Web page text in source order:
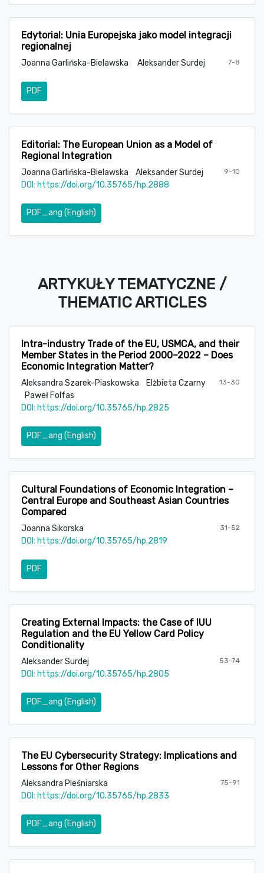
Edytorial: Unia Europejska jako model integracji
regionalnej
Joanna Garlińska-Bielawska Aleksander Surdej 7-8
PDF
Editorial: The European Union as a Model of
Regional Integration
Joanna Garlińska-Bielawska Aleksander Surdej 9-10
DOI: https://doi.org/10.35765/hp.2888
PDF_ang (English)
ARTYKUŁY TEMATYCZNE /
THEMATIC ARTICLES
Intra-industry Trade of the EU, USMCA, and their
Member States in the Period 2000–2022 – Does
Economic Integration Matter?
Aleksandra Szarek-Piaskowska
Elżbieta Czarny
Paweł Folfas
13-30
DOI: https://doi.org/10.35765/hp.2825
PDF_ang (English)
Cultural Foundations of Economic Integration –
Central Europe and Southeast Asian Countries
Compared
Joanna Sikorska 31-52
DOI: https://doi.org/10.35765/hp.2819
PDF
Creating External Impacts: the Case of IUU
Regulation and the EU Yellow Card Policy
Conditionality
Aleksander Surdej 53-74
DOI: https://doi.org/10.35765/hp.2805
PDF_ang (English)
The EU Cybersecurity Strategy: Implications and
Lessons for Other Regions
Aleksandra Pleśniarska 75-91
DOI: https://doi.org/10.35765/hp.2833
PDF_ang (English)